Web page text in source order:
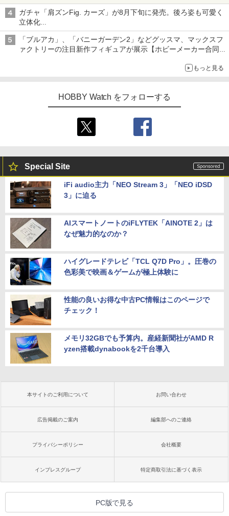
子どもが楽しめるかっぱ寿司ならではの体験とコラボの楽しさを
追求
ガチャ「肩ズンFig. カーズ」が8月下旬に発売。後ろ姿も可愛く
立体化
ライトニング・マックィーンやメーターなど4種がラインナップ
「ブルアカ」、「バニーガーデン2」などグッスマ、マックスフ
ァクトリーの注目新作フィギュアが展示【ホビーメーカー合同展
もっと見る
HOBBY Watch をフォローする
Special Site
iFi audio主力「NEO Stream 3」「NEO iDSD
3」に迫る
AIスマートノートのiFLYTEK「AINOTE 2」は
なぜ魅力的なのか？
ハイグレードテレビ「TCL Q7D Pro」。圧巻の
色彩美で映画＆ゲームが極上体験に
性能の良いお得な中古PC情報はこのページで
チェック！
メモリ32GBでも予算内。産経新聞社がAMD R
yzen搭載dynabookを2千台導入
本サイトのご利用について お問い合わせ
広告掲載のご案内 編集部へのご連絡
プライバシーポリシー 会社概要
インプレスグループ 特定商取引法に基づく表示
PC版で見る